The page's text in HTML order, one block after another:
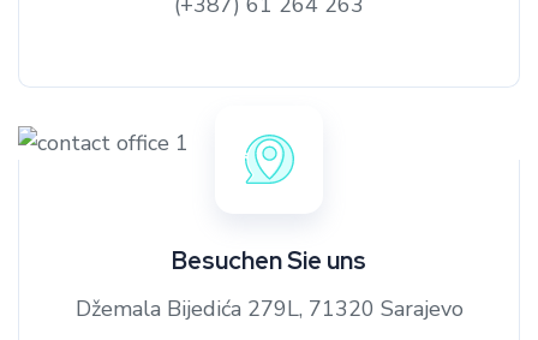
Besuchen Sie uns
Džemala Bijedića 279L, 71320 Sarajevo